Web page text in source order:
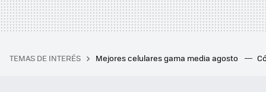
TEMAS DE INTERÉS Mejores celulares gama media agosto